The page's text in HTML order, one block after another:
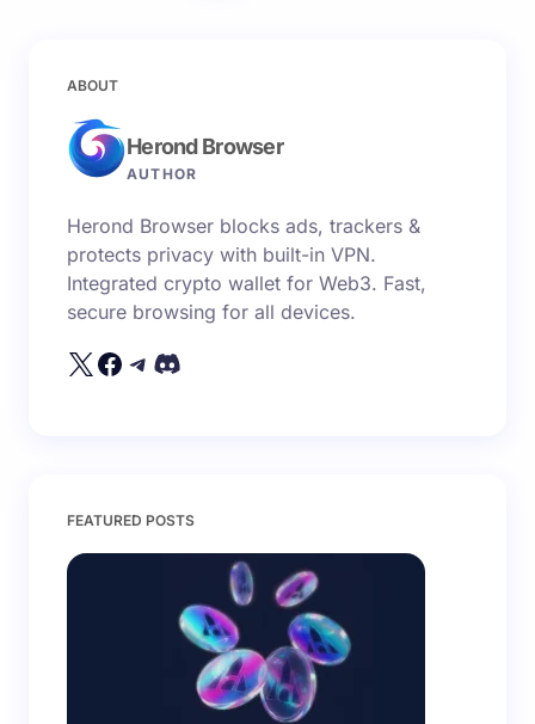
ABOUT
Herond Browser
AUTHOR
Herond Browser blocks ads, trackers &
protects privacy with built-in VPN.
Integrated crypto wallet for Web3. Fast,
secure browsing for all devices.
FEATURED POSTS